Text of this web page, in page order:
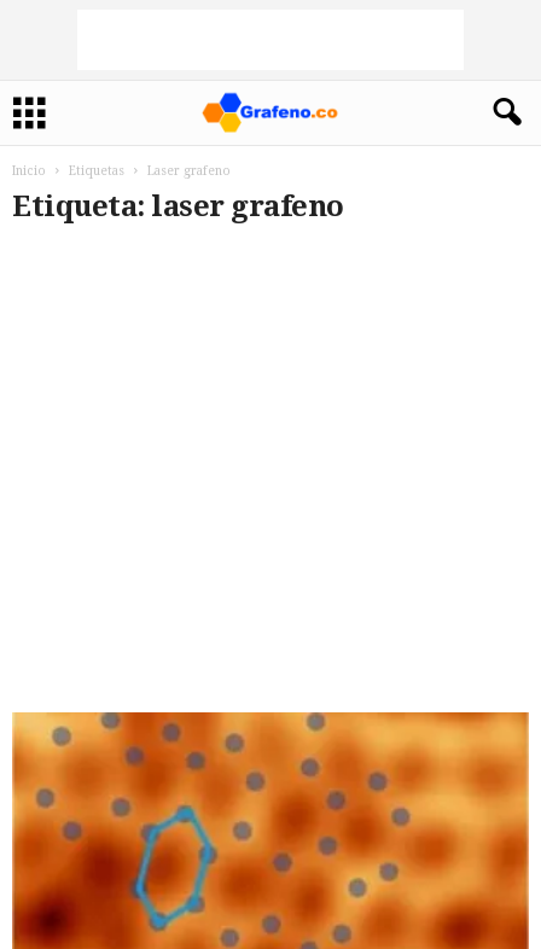
Inicio Etiquetas Laser grafeno
Etiqueta: laser grafeno